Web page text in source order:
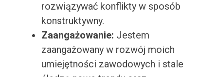
rozwiązywać konflikty w sposób
konstruktywny.
Zaangażowanie: Jestem
zaangażowany w rozwój moich
umiejętności zawodowych i stale